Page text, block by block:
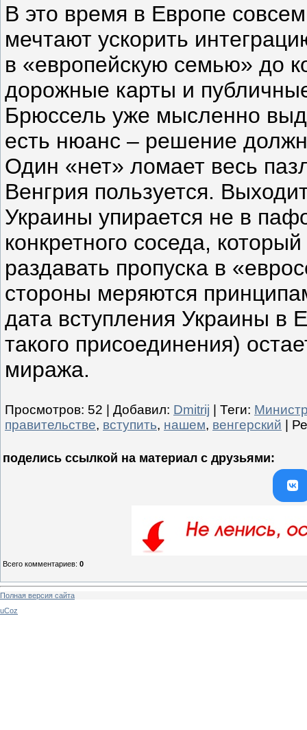
В это время в Европе
мечтают ускорить
в «европейскую семью» до
дорожные карты и
Брюссель уже мысленно
есть нюанс – решение
Один «нет» ломает весь
Венгрия пользуется.
Украины упирается не в
конкретного соседа,
раздавать пропуска в
стороны меряются
дата вступления Украины в
такого присоединения)
миража.
Просмотров: 52 Добавил: Dmitrij Теги:
правительстве, вступить, нашем, венгерский
поделись ссылкой на материал c друзьями:
Всего комментариев: 0
Полная версия сайта
uCoz